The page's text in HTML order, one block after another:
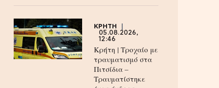
ΚΡΗΤΗ
05.08.2026,
12:46
Κρήτη | Τροχαίο με
τραυματισμό στα
Πιτσίδια –
Τραυματίστηκε